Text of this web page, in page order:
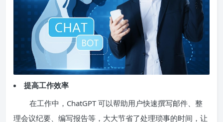
提高工作效率
在工作中，ChatGPT 可以帮助用户快速撰写邮件、整
理会议纪要、编写报告等，大大节省了处理琐事的时间，让